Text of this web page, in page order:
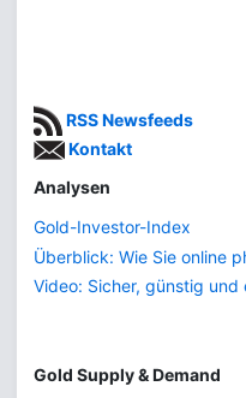
RSS Newsfeeds
Kontakt
Analysen
Gold-Investor-Index
Überblick: Wie Sie online
Video: Sicher, günstig
Gold Supply & Demand